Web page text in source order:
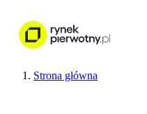
Strona główna